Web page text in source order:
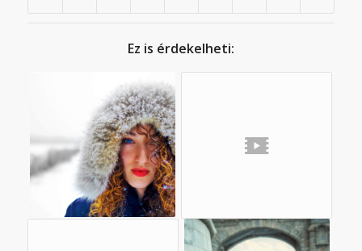
Ez is érdekelheti: